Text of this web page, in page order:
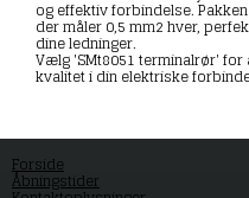
og effektiv forbindelse.
der måler 0,5 mm2 hver,
dine ledninger.
Vælg 'SMt8051 terminalrør'
kvalitet i din elektriske
Forside
Åbningstider